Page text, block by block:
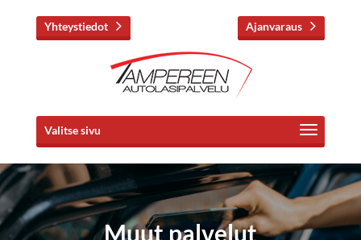
Yhteystiedot Ajanvaraus
Valitse sivu
Muut palvelut